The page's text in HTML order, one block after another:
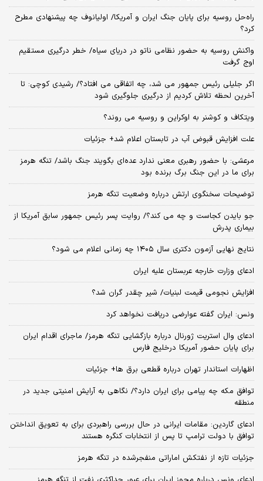
راه‌حل روسیه برای پایان جنگ ایران و آمریکا/ اولیانوف چه پیشنهادی مطرح
کرد؟
واکنش روسیه به حضور نظامی ناتو در دریای سیاه/ خطر درگیری مستقیم
اوج گرفت
اگر جلیلی رئیس جمهور می شد، چه اتفاقی می افتاد؟/ رشیدی کوچی: تا
آخرین لحظه تلاش کردیم از درگیری جلوگیری شود
ویتکاف و کوشنر به اوکراین و روسیه می روند؟
علت افزایش قبوض آب در تابستان اعلام شد+ جزئیات
مرعشی: با حضور رهبری معنی ندارد عده‌ای بگویند جنگ باشد/ تنگه هرمز
برای ما در این جنگ برگ برنده بود
توضیحات سخنگوی ارتش درباره وضعیت تنگه هرمز
جو بایدن کجاست و چه می کند؟/ روایت پسر رئیس جمهور سابق آمریکا از
بیماری پدرش
نتایج نهایی آزمون دکتری سال ۱۴۰۵ چه زمانی اعلام می شود؟
ادعای وزارت خارجه عربستان علیه ایران
افزایش نجومی قیمت لبنیات/ شیر چقدر گران شد؟
ونس: ایران گفته عوارضی دریافت نخواهد کرد
ادعای وال استریت ژورنال درباره بازگشایی تنگه هرمز/ ماجرای اقدام ایران
برای پایان حضور آمریکا درخلیج فارس
اظهارات استاندار تهران درباره قطعی برق ها+ جزئیات
توافق مکه چه پیامی برای ایران دارد؟/ نگاهی به آرایش امنیتی جدید در
منطقه
ادعای گاردین: مقامات ایرانی در حال بررسی راهبردی برای به تعویق انداختن
توافق با دولت ترامپ تا پس از انتخابات کنگره هستند
جزئیات تازه از نفتکش اماراتی منفجرشده در تنگه هرمز